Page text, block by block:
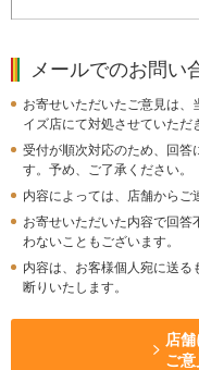
メールでのお問い
お寄せいただいたご意見は、
イズ店にて対処させていただ
受付が順次対応のため、回答
す。予め、ご了承ください。
内容によっては、店舗からご
お寄せいただいた内容で回
わないこともございます。
内容は、お客様個人宛に送る
断りいたします。
店
ご